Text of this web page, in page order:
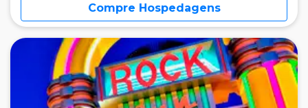
Compre Hospedagens